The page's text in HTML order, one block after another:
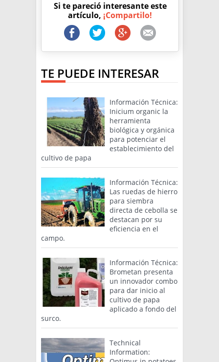
Si te pareció interesante este
artículo, ¡Compartilo!
TE PUEDE INTERESAR
Información Técnica:
Inicium organic la
herramienta
biológica y orgánica
para potenciar el
establecimiento del
cultivo de papa
Información Técnica:
Las ruedas de hierro
para siembra
directa de cebolla se
destacan por su
eficiencia en el
campo.
Información Técnica:
Brometan presenta
un innovador combo
para dar inicio al
cultivo de papa
aplicado a fondo del
surco.
Technical
Information: